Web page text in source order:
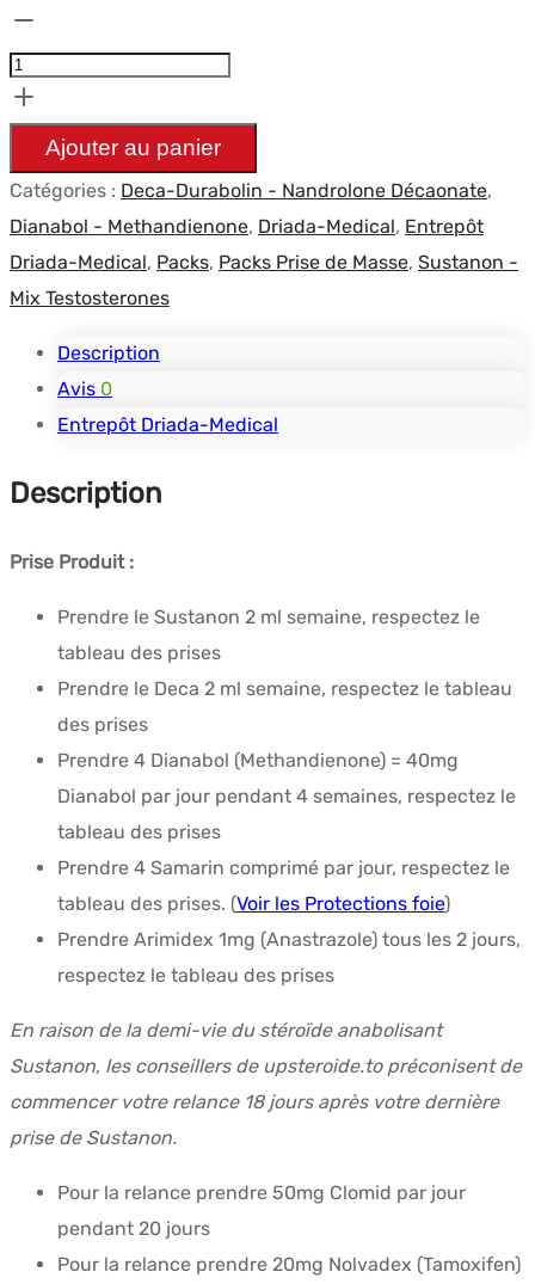
initial
$69.32.
actuel
$49.39.
de
Prise
de
Masse
avancée
-
DRIADA
MEDICAL
-
Sustanon
Deca
Dianabol
semaines)
Ajouter au panier
Catégories : Deca-Durabolin - Nandrolone Décaonate,
Dianabol - Methandienone, Driada-Medical, Entrepôt
Driada-Medical, Packs, Packs Prise de Masse, Sustanon -
Mix Testosterones
Description
Avis 0
Entrepôt Driada-Medical
Description
Prise Produit :
Prendre le Sustanon 2 ml semaine, respectez le
tableau des prises
Prendre le Deca 2 ml semaine, respectez le tableau
des prises
Prendre 4 Dianabol (Methandienone) = 40mg
Dianabol par jour pendant 4 semaines, respectez le
tableau des prises
Prendre 4 Samarin comprimé par jour, respectez le
tableau des prises. (Voir les Protections foie)
Prendre Arimidex 1mg (Anastrazole) tous les 2 jours,
respectez le tableau des prises
En raison de la demi-vie du stéroïde anabolisant
Sustanon, les conseillers de upsteroide.to préconisent de
commencer votre relance 18 jours après votre dernière
prise de Sustanon.
Pour la relance prendre 50mg Clomid par jour
pendant 20 jours
Pour la relance prendre 20mg Nolvadex (Tamoxifen)